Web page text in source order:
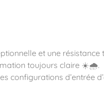
et une
toujours claire ☀️🌧️.
configurations d’entrée